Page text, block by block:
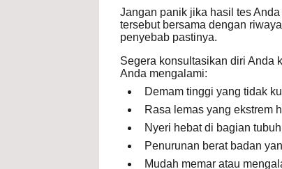
Jangan panik jika hasil tes
tersebut bersama dengan
penyebab pastinya.
Segera konsultasikan diri Anda
Anda mengalami:
Demam tinggi yang tidak
Rasa lemas yang ekstrem
Nyeri hebat di bagian
Penurunan berat badan
Mudah memar atau